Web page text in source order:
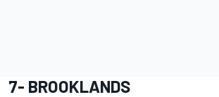
7- BROOKLANDS